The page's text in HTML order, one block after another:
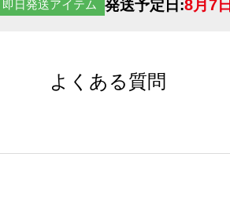
即日発送アイテム 発送予定日:8月7日
よくある質問
場合は、サポートが担当する